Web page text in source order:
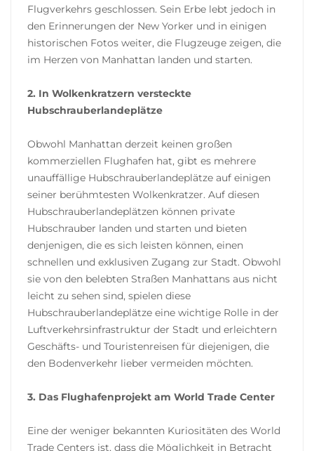
Flugverkehrs geschlossen. Sein Erbe lebt jedoch in
den Erinnerungen der New Yorker und in einigen
historischen Fotos weiter, die Flugzeuge zeigen, die
im Herzen von Manhattan landen und starten.
2. In Wolkenkratzern versteckte
Hubschrauberlandeplätze
Obwohl Manhattan derzeit keinen großen
kommerziellen Flughafen hat, gibt es mehrere
unauffällige Hubschrauberlandeplätze auf einigen
seiner berühmtesten Wolkenkratzer. Auf diesen
Hubschrauberlandeplätzen können private
Hubschrauber landen und starten und bieten
denjenigen, die es sich leisten können, einen
schnellen und exklusiven Zugang zur Stadt. Obwohl
sie von den belebten Straßen Manhattans aus nicht
leicht zu sehen sind, spielen diese
Hubschrauberlandeplätze eine wichtige Rolle in der
Luftverkehrsinfrastruktur der Stadt und erleichtern
Geschäfts- und Touristenreisen für diejenigen, die
den Bodenverkehr lieber vermeiden möchten.
3. Das Flughafenprojekt am World Trade Center
Eine der weniger bekannten Kuriositäten des World
Trade Centers ist, dass die Möglichkeit in Betracht